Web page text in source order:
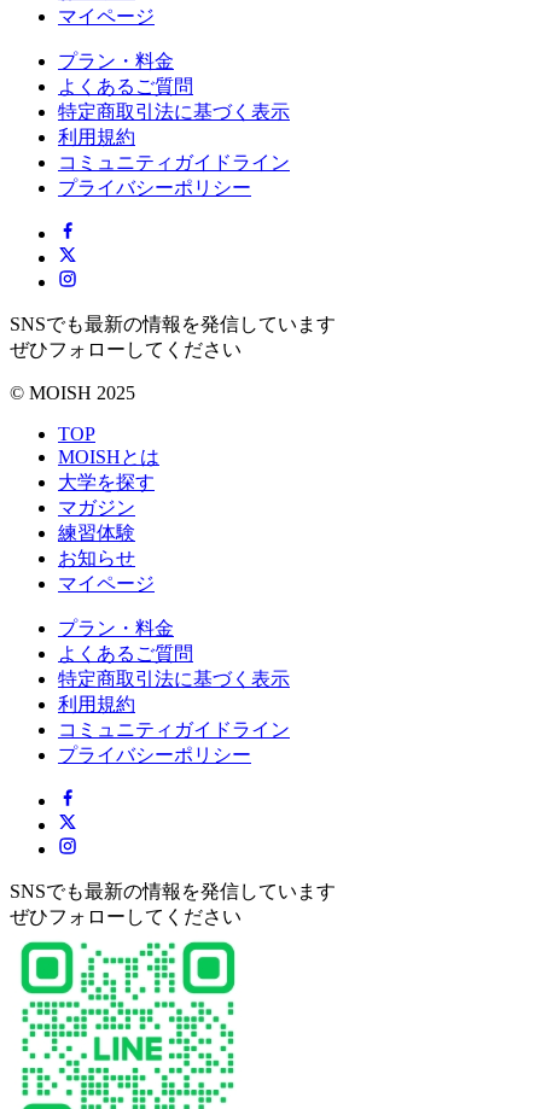
マイページ
プラン・料金
よくあるご質問
特定商取引法に基づく表示
利用規約
コミュニティガイドライン
プライバシーポリシー
SNSでも最新の情報を発信しています
ぜひフォローしてください
© MOISH 2025
TOP
MOISHとは
大学を探す
マガジン
練習体験
お知らせ
マイページ
プラン・料金
よくあるご質問
特定商取引法に基づく表示
利用規約
コミュニティガイドライン
プライバシーポリシー
SNSでも最新の情報を発信しています
ぜひフォローしてください